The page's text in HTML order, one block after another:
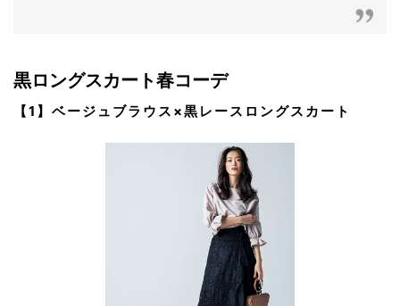
黒ロングスカート春コーデ
【1】ベージュブラウス×黒レースロングスカート